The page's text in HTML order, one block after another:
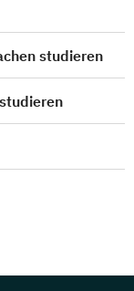
studieren